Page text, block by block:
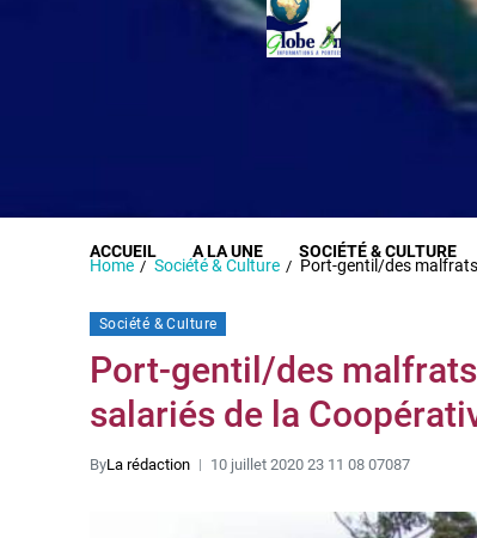
ACCUEIL A LA UNE SOCIÉTÉ & CULTURE
Home Société & Culture Port-gentil/des
Société & Culture
Port-gentil/des
salariés de la
ByLa rédaction 10 juillet 2020 23 11 08 07087